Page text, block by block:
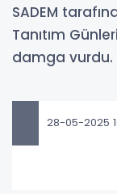
SADEM
Tanıtım
damga vurdu.
28-05-2025